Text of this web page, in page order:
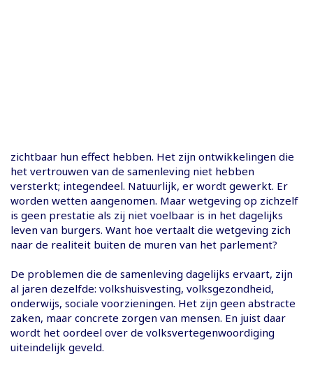
zichtbaar hun effect hebben. Het zijn ontwikkelingen die
het vertrouwen van de samenleving niet hebben
versterkt; integendeel. Natuurlijk, er wordt gewerkt. Er
worden wetten aangenomen. Maar wetgeving op zichzelf
is geen prestatie als zij niet voelbaar is in het dagelijks
leven van burgers. Want hoe vertaalt die wetgeving zich
naar de realiteit buiten de muren van het parlement?
De problemen die de samenleving dagelijks ervaart, zijn
al jaren dezelfde: volkshuisvesting, volksgezondheid,
onderwijs, sociale voorzieningen. Het zijn geen abstracte
zaken, maar concrete zorgen van mensen. En juist daar
wordt het oordeel over de volksvertegenwoordiging
uiteindelijk geveld.